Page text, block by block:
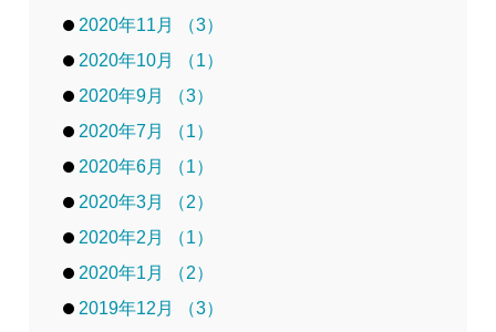
2020年11月 （3）
2020年10月 （1）
2020年9月 （3）
2020年7月 （1）
2020年6月 （1）
2020年3月 （2）
2020年2月 （1）
2020年1月 （2）
2019年12月 （3）